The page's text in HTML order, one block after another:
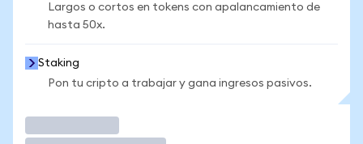
Largos o cortos en tokens con apalancamiento de
hasta 50x.
Staking
Pon tu cripto a trabajar y gana ingresos pasivos.